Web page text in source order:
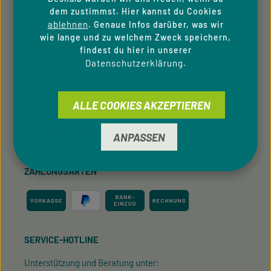
Hinweisgeber­system
Für Privatkunden
ZAHLUNGSARTEN
SERVICE-HOTLINE
Unterstützung und Beratung unter:
dem zustimmst. Hier kannst du Cookies
ablehnen. Genaue Infos darüber, was wir
wie lange und zu welchem Zweck speichern,
findest du hier in unserer
Datenschutzerklärung.
ANPASSEN
ALLE COOKIES AKZEPTIEREN